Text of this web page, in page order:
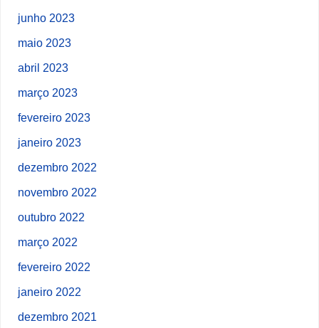
junho 2023
maio 2023
abril 2023
março 2023
fevereiro 2023
janeiro 2023
dezembro 2022
novembro 2022
outubro 2022
março 2022
fevereiro 2022
janeiro 2022
dezembro 2021